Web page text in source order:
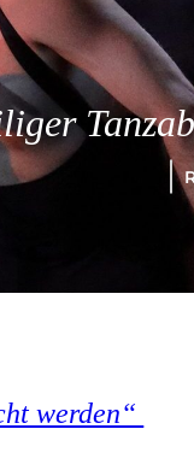
werden“